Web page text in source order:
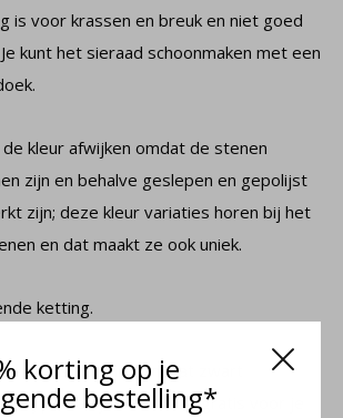
korting op je
bestelling*
is voor krassen en breuk en niet goed
kunt het sieraad schoonmaken met een
kleur afwijken omdat de stenen
zijn en behalve geslepen en gepolijst
zijn; deze kleur variaties horen bij het
en dat maakt ze ook uniek.
ketting.
verstuurd in een mat zwart
wij pakken jouw sieraad gratis voor je